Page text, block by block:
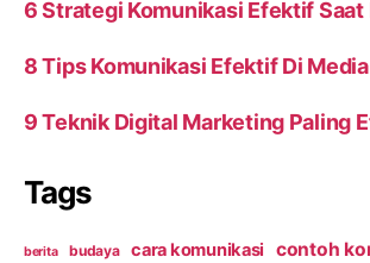
6 Strategi Komunikasi Efektif Saat
8 Tips Komunikasi Efektif Di
9 Teknik Digital Marketing Paling
Tags
berita budaya cara komunikasi contoh